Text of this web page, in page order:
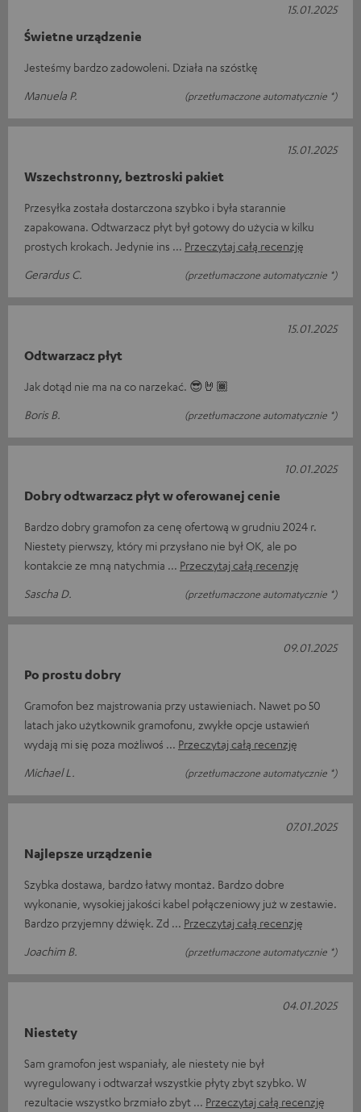
Świetne urządzenie
Jesteśmy bardzo zadowoleni. Działa na szóstkę
Manuela P.
(przetłumaczone automatycznie *)
15.01.2025
Wszechstronny, beztroski pakiet
Przesyłka została dostarczona szybko i była starannie
zapakowana. Odtwarzacz płyt był gotowy do użycia w kilku
prostych krokach. Jedynie ins
Przeczytaj całą recenzję
Gerardus C.
(przetłumaczone automatycznie *)
15.01.2025
Odtwarzacz płyt
Jak dotąd nie ma na co narzekać. 😎🤘🏾
Boris B.
(przetłumaczone automatycznie *)
15.01.2025
Dobry odtwarzacz płyt w oferowanej cenie
Bardzo dobry gramofon za cenę ofertową w grudniu 2024 r.
Niestety pierwszy, który mi przysłano nie był OK, ale po
kontakcie ze mną natychmia
Przeczytaj całą recenzję
Sascha D.
(przetłumaczone automatycznie *)
10.01.2025
Po prostu dobry
Gramofon bez majstrowania przy ustawieniach. Nawet po 50
latach jako użytkownik gramofonu, zwykłe opcje ustawień
wydają mi się poza możliwoś
Przeczytaj całą recenzję
Michael L.
(przetłumaczone automatycznie *)
09.01.2025
Najlepsze urządzenie
Szybka dostawa, bardzo łatwy montaż. Bardzo dobre
wykonanie, wysokiej jakości kabel połączeniowy już w zestawie.
Bardzo przyjemny dźwięk. Zd
Przeczytaj całą recenzję
Joachim B.
(przetłumaczone automatycznie *)
07.01.2025
Niestety
Sam gramofon jest wspaniały, ale niestety nie był
wyregulowany i odtwarzał wszystkie płyty zbyt szybko. W
rezultacie wszystko brzmiało zbyt
Przeczytaj całą recenzję
04.01.2025